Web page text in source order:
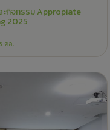
กิจกรรม Appropiate
2025
คอ.